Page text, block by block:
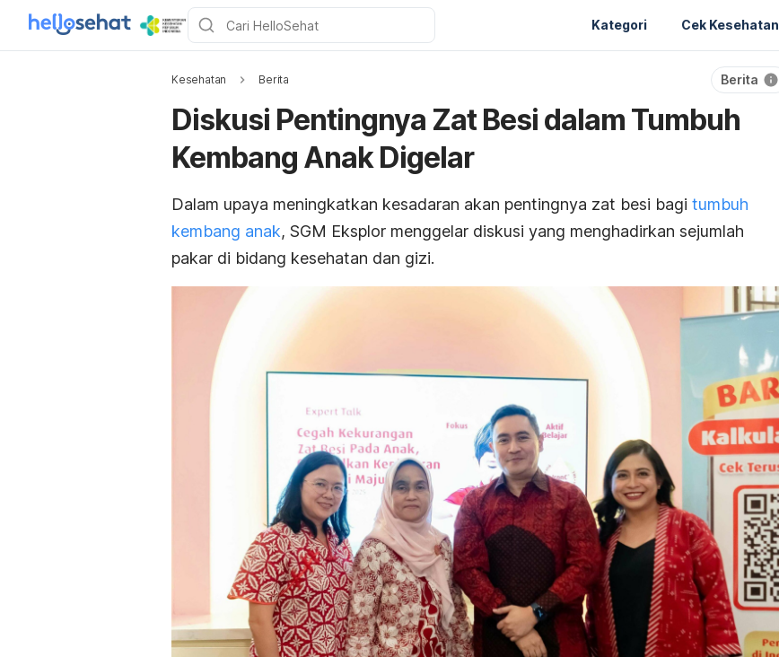
Kategori Cek Kesehatan
Kesehatan Berita Berita
Diskusi Pentingnya Zat Besi dalam Tumbuh
Kembang Anak Digelar
Dalam upaya meningkatkan kesadaran akan pentingnya zat besi bagi tumbuh
kembang anak, SGM Eksplor menggelar diskusi yang menghadirkan sejumlah
pakar di bidang kesehatan dan gizi.